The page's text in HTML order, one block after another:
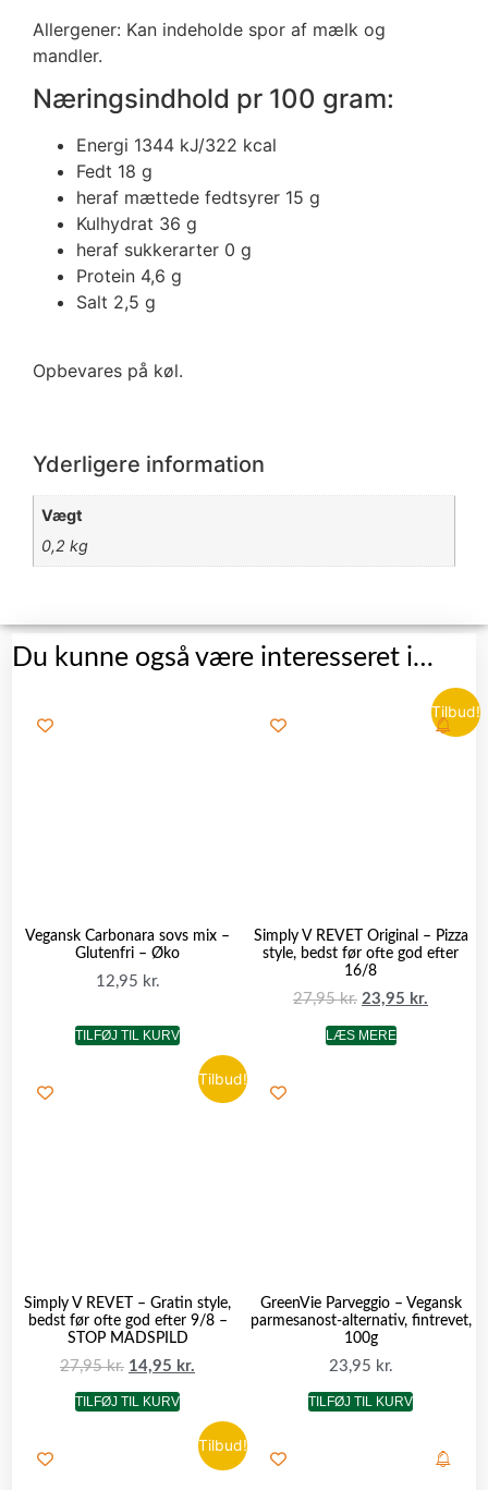
Allergener: Kan indeholde spor af mælk og
mandler.
Næringsindhold pr 100 gram:
Energi 1344 kJ/322 kcal
Fedt 18 g
heraf mættede fedtsyrer 15 g
Kulhydrat 36 g
heraf sukkerarter 0 g
Protein 4,6 g
Salt 2,5 g
Opbevares på køl.
Yderligere information
Vægt
0,2 kg
Du kunne også være interesseret i…
Vegansk Carbonara sovs mix –
Glutenfri – Øko
12,95 kr.
TILFØJ TIL KURV
Tilbud!
Simply V REVET Original – Pizza
style, bedst før ofte god efter
16/8
27,95kr. 23,95 kr.
LÆS MERE
Tilbud!
Simply V REVET – Gratin style,
bedst før ofte god efter 9/8 –
STOP MADSPILD
27,95kr. 14,95 kr.
TILFØJ TIL KURV
GreenVie Parveggio – Vegansk
parmesanost-alternativ, fintrevet,
100g
23,95 kr.
TILFØJ TIL KURV
Tilbud!